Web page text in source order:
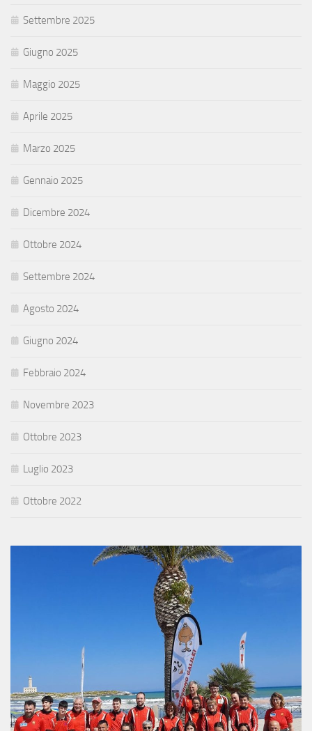
Settembre 2025
Giugno 2025
Maggio 2025
Aprile 2025
Marzo 2025
Gennaio 2025
Dicembre 2024
Ottobre 2024
Settembre 2024
Agosto 2024
Giugno 2024
Febbraio 2024
Novembre 2023
Ottobre 2023
Luglio 2023
Ottobre 2022